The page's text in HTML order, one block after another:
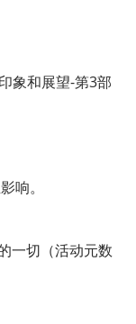
象和展望-第3部
响。
一切（活动元数